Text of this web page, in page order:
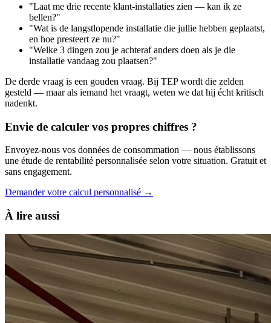
"Laat me drie recente klant-installaties zien — kan ik ze
bellen?"
"Wat is de langstlopende installatie die jullie hebben geplaatst,
en hoe presteert ze nu?"
"Welke 3 dingen zou je achteraf anders doen als je die
installatie vandaag zou plaatsen?"
De derde vraag is een gouden vraag. Bij TEP wordt die zelden
gesteld — maar als iemand het vraagt, weten we dat hij écht kritisch
nadenkt.
Envie de calculer vos propres chiffres ?
Envoyez-nous vos données de consommation — nous établissons
une étude de rentabilité personnalisée selon votre situation. Gratuit et
sans engagement.
Demander votre calcul personnalisé →
À lire aussi